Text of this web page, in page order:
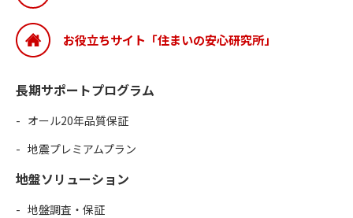
お役立ちサイト「住まいの安心研究所」
長期サポートプログラム
オール20年品質保証
地震プレミアムプラン
地盤ソリューション
地盤調査・保証